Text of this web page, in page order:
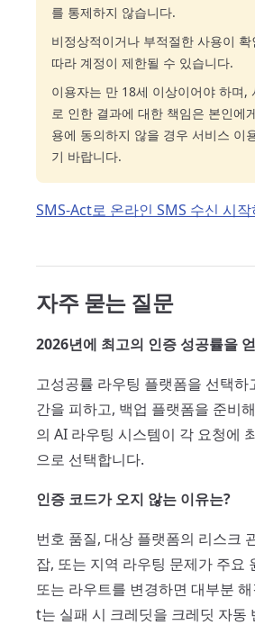
를 통제하지 않습니다.
비정상적이거나 부적절한 사용이
따라 계정이 제한될 수 있습니다.
이용자는 만 18세 이상이어야 하며,
로 인한 결과에 대한 책임은 본인에
용에 동의하지 않을 경우 서비스 이
기 바랍니다.
SMS-Act로 온라인 SMS 수신 시작
자주 묻는 질문
2026년에 최고의 인증 성공률을
고성공률 라우팅 플랫폼을 선택하
간을 피하고, 백업 플랫폼을 준비
의 AI 라우팅 시스템이 각 요청에
으로 선택합니다.
인증 코드가 오지 않는 이유는?
번호 품질, 대상 플랫폼의 리스크
잡, 또는 지역 라우팅 문제가 주요
또는 라우트를 변경하면 대부분
t는 실패 시 크레딧을 크레딧 자동